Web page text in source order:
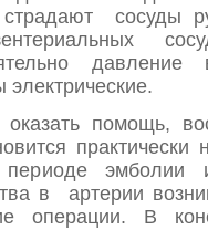
сосуды
помощь,
практически
эмболии и
в артерии
операции. В